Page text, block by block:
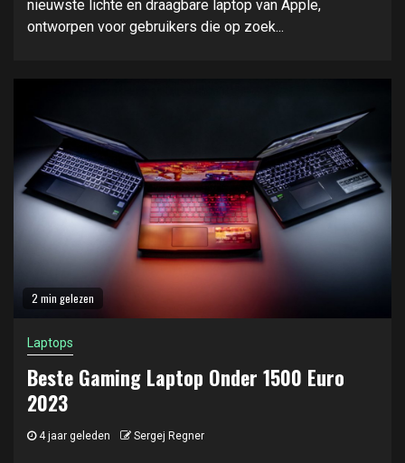
nieuwste lichte en draagbare laptop van Apple,
ontworpen voor gebruikers die op zoek...
2 min gelezen
Laptops
Beste Gaming Laptop Onder 1500 Euro
2023
4 jaar geleden Sergej Regner